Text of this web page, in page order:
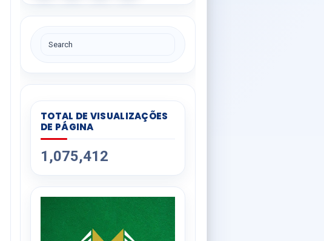
TOTAL DE VISUALIZAÇÕES
DE PÁGINA
1,075,412